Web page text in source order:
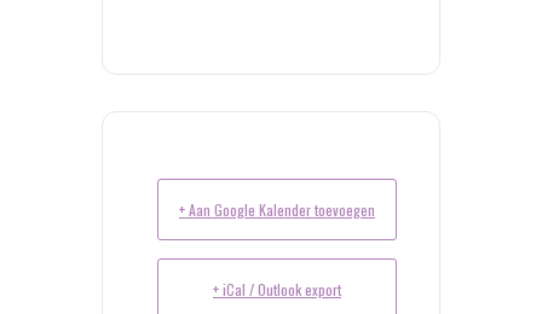
+ Aan Google Kalender toevoegen
+ iCal / Outlook export